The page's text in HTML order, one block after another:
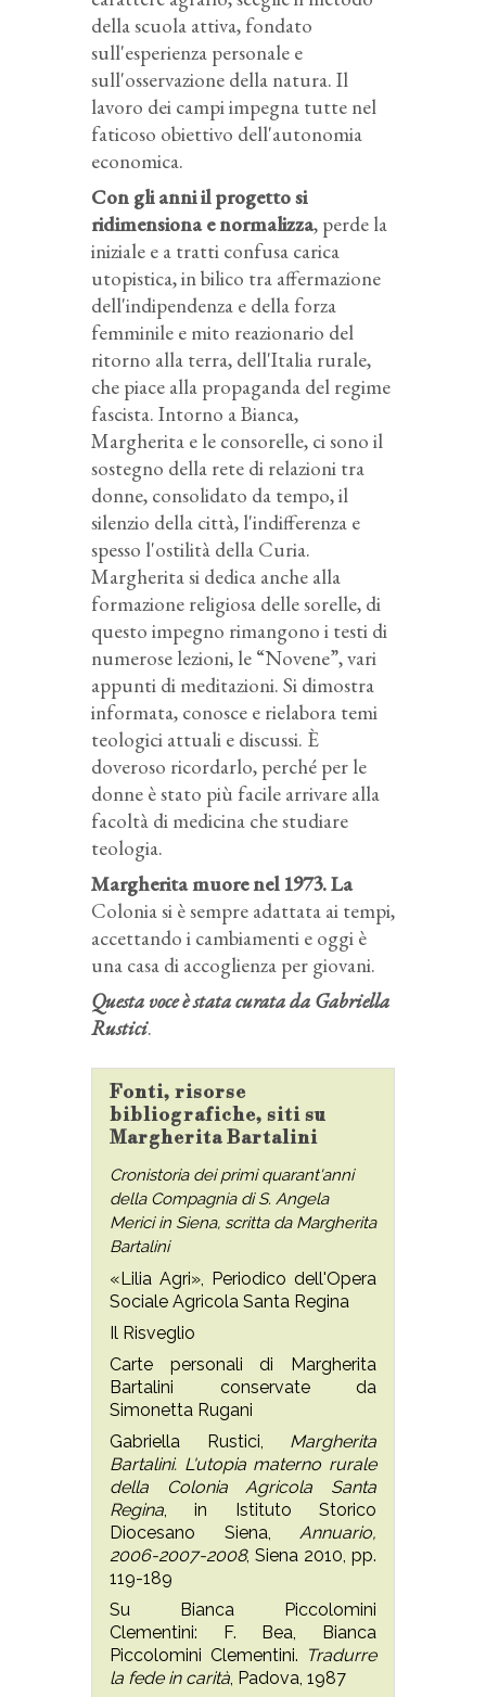
della scuola attiva, fondato
sull'esperienza personale e
sull'osservazione della natura. Il
lavoro dei campi impegna tutte nel
faticoso obiettivo dell'autonomia
economica.
Con gli anni il progetto si
ridimensiona e normalizza, perde la
iniziale e a tratti confusa carica
utopistica, in bilico tra affermazione
dell'indipendenza e della forza
femminile e mito reazionario del
ritorno alla terra, dell'Italia rurale,
che piace alla propaganda del regime
fascista. Intorno a Bianca,
Margherita e le consorelle, ci sono il
sostegno della rete di relazioni tra
donne, consolidato da tempo, il
silenzio della città, l'indifferenza e
spesso l'ostilità della Curia.
Margherita si dedica anche alla
formazione religiosa delle sorelle, di
questo impegno rimangono i testi di
numerose lezioni, le “Novene”, vari
appunti di meditazioni. Si dimostra
informata, conosce e rielabora temi
teologici attuali e discussi. È
doveroso ricordarlo, perché per le
donne è stato più facile arrivare alla
facoltà di medicina che studiare
teologia.
Margherita muore nel 1973. La
Colonia si è sempre adattata ai tempi,
accettando i cambiamenti e oggi è
una casa di accoglienza per giovani.
Questa voce è stata curata da Gabriella
Rustici.
Fonti, risorse
bibliografiche, siti su
Margherita Bartalini
Cronistoria dei primi quarant'anni
della Compagnia di S. Angela
Merici in Siena, scritta da Margherita
Bartalini
«Lilia Agri», Periodico dell'Opera
Sociale Agricola Santa Regina
Il Risveglio
Carte personali di Margherita
Bartalini conservate da
Simonetta Rugani
Gabriella Rustici, Margherita
Bartalini. L'utopia materno rurale
della Colonia Agricola Santa
Regina , in Istituto Storico
Diocesano Siena, Annuario,
2006-2007-2008, Siena 2010, pp.
119-189
Su Bianca Piccolomini
Clementini: F. Bea, Bianca
Piccolomini Clementini. Tradurre
la fede in carità , Padova, 1987